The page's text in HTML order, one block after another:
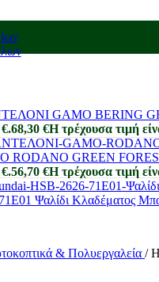
GAMO BERING
68,30 €Η τρέχουσα τιμή
RODANO GREEN
56,70 €Η τρέχουσα τιμή
Ψαλίδι Κλαδέματος
& Πολυεργαλεία /